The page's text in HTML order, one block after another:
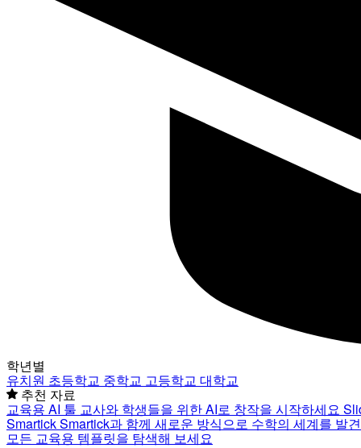
학년별
유치원 초등학교 중학교 고등학교 대학교
추천 자료
교육용 AI 툴 교사와 학생들을 위한 AI로 창작을 시작하세요
SmartickSmartick과 함께 새로운 방식으로 수학의 세계를 발
모든 교육용 템플릿을 탐색해 보세요